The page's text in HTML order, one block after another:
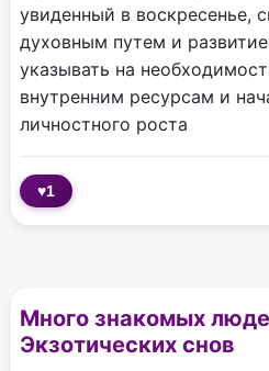
увиденный в воскресенье,
духовным путем и
указывать на
внутренним ресурсам и
личностного роста
♥1
Много знакомых
Экзотических снов